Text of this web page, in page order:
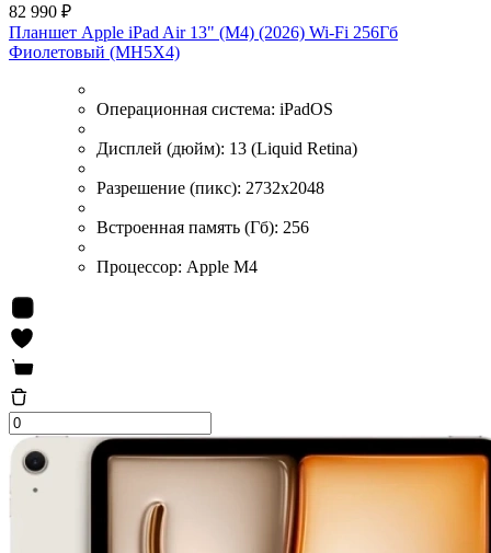
82 990 ₽
Планшет Apple iPad Air 13" (M4) (2026) Wi-Fi 256Гб
Фиолетовый (MH5X4)
Операционная система: iPadOS
Дисплей (дюйм): 13 (Liquid Retina)
Разрешение (пикс): 2732x2048
Встроенная память (Гб): 256
Процессор: Apple M4